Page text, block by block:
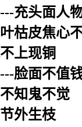
充头面人
枯皮焦心
上现铜
脸面不值
知鬼不觉
外生枝